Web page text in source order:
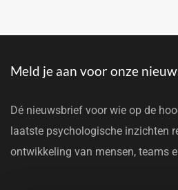
Meld je aan voor onze
Dé nieuwsbrief voor wie op de
laatste psychologische inzichten
ontwikkeling van mensen, teams